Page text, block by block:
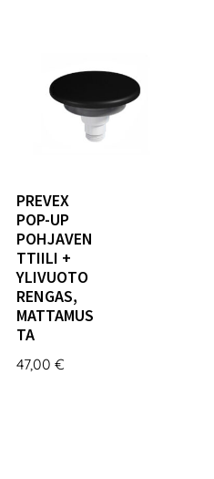
€
€
PREVEX
POP-UP
POHJAVEN
TTIILI +
YLIVUOTO
RENGAS,
MATTAMUS
TA
47,00€